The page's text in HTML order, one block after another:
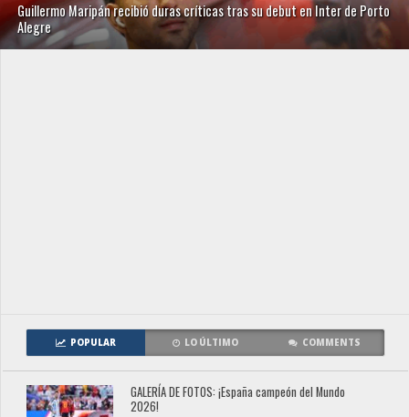
Guillermo Maripán recibió duras críticas tras su debut en Inter de Porto
Alegre
POPULAR LO ÚLTIMO COMMENTS
GALERÍA DE FOTOS: ¡España campeón del Mundo
2026!